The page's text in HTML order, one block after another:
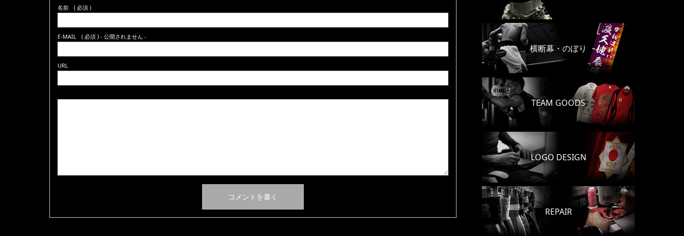
名前 ( 必須 )
E-MAIL ( 必須 ) - 公開されません -
URL
横断幕・のぼり
TEAM GOODS
LOGO DESIGN
REPAIR